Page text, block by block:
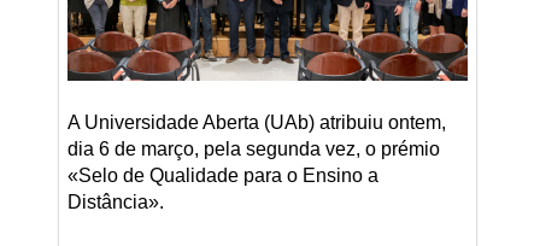
A Universidade Aberta (UAb) atribuiu ontem,
dia 6 de março, pela segunda vez, o prémio
«Selo de Qualidade para o Ensino a
Distância».